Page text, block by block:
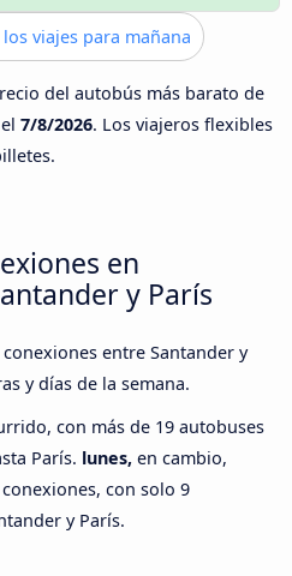
viajes para mañana
del autobús más barato de
el 7/8/2026. Los viajeros flexibles
en
y París
entre Santander y
y días de la semana.
con más de 19 autobuses
París. lunes, en cambio,
con solo 9
y París.